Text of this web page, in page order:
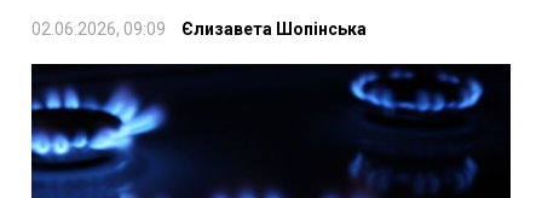
02.06.2026, 09:09 Єлизавета Шопінська